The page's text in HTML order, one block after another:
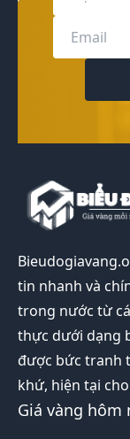
tin nhanh và
trong nước từ
thực dưới dạng
được bức tranh
khứ, hiện tại
Giá vàng hôm